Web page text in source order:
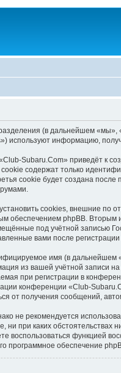
(в дальнейшем
используют информацию,
Subaru.Com» приведёт к
содержат только
cookie будет создана
cookies, внешние по
обеспечением phpBB.
под учётной записью
вами после
имя (в
из вашей учётной записи
при регистрации в
конференции «Club-
от получения сообщений,
рекомендуется
при каких
воспользоваться функцией
обеспечение